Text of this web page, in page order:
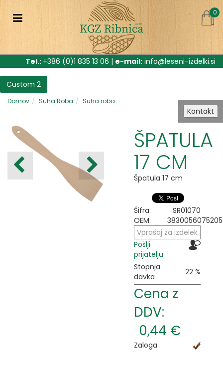
Kontakt
0
Tel.: +386 (0)1 835 13 06 | e-mail: info@leseni-izdelki.si
Custom 2
Domov Suha Roba Suha roba
ŠPATULA
17 CM
Špatula 17 cm
Šifra:
SR01070
OEM:
3830056075205
Vprašaj za izdelek
Pošlji
prijatelju
Stopnja
davka
22 %
Cena z
DDV:
0,44 €
Zaloga